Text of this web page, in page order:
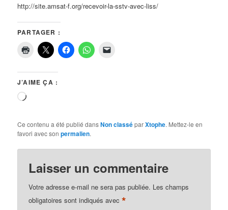
http://site.amsat-f.org/recevoir-la-sstv-avec-liss/
PARTAGER :
J’AIME ÇA :
Chargement…
Ce contenu a été publié dansNon classéparXtophe. Mettez-le en
favori avec sonpermalien.
Laisser un commentaire
Votre adresse e-mail ne sera pas publiée. Les champs
obligatoires sont indiqués avec*